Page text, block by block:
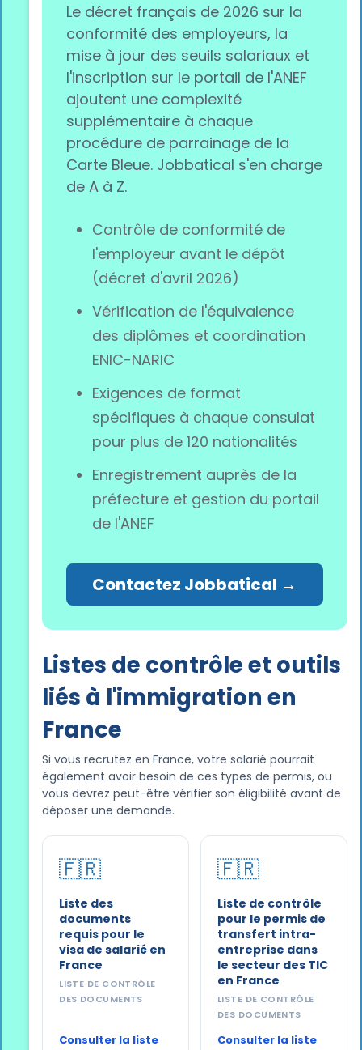
Le décret français de 2026 sur la
conformité des employeurs, la
mise à jour des seuils salariaux et
l'inscription sur le portail de l'ANEF
ajoutent une complexité
supplémentaire à chaque
procédure de parrainage de la
Carte Bleue. Jobbatical s'en charge
de A à Z.
Contrôle de conformité de
l'employeur avant le dépôt
(décret d'avril 2026)
Vérification de l'équivalence
des diplômes et coordination
ENIC-NARIC
Exigences de format
spécifiques à chaque consulat
pour plus de 120 nationalités
Enregistrement auprès de la
préfecture et gestion du portail
de l'ANEF
Contactez Jobbatical →
Listes de contrôle et outils
liés à l'immigration en
France
Si vous recrutez en France, votre salarié pourrait
également avoir besoin de ces types de permis, ou
vous devrez peut-être vérifier son éligibilité avant de
déposer une demande.
🇫🇷
Liste des
documents
requis pour le
visa de salarié en
France
LISTE DE CONTRÔLE
DES DOCUMENTS
Consulter la liste
🇫🇷
Liste de contrôle
pour le permis de
transfert intra-
entreprise dans
le secteur des TIC
en France
LISTE DE CONTRÔLE
DES DOCUMENTS
Consulter la liste